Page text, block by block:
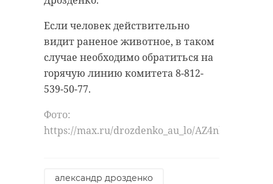
Если человек действительно
видит раненое животное, в таком
случае необходимо обратиться на
горячую линию комитета 8-812-
539-50-77.
Фото:
https://max.ru/drozdenko_au_lo/AZ4nkMq7Iw4
александр дрозденко